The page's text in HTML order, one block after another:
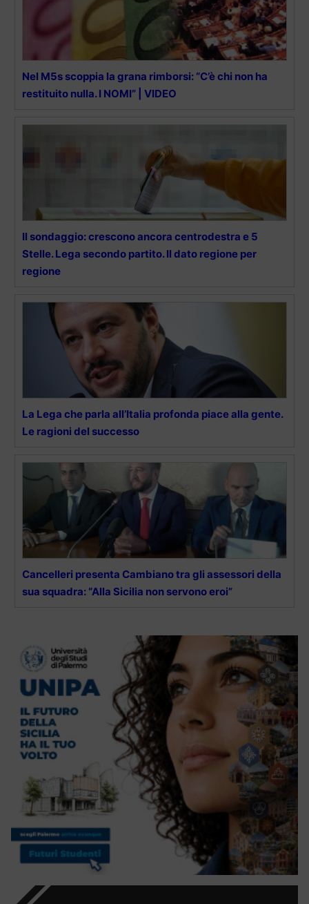
Nel M5s scoppia la grana rimborsi: “C’è chi non ha
restituito nulla. I NOMI” | VIDEO
Il sondaggio: crescono ancora centrodestra e 5
Stelle. Lega secondo partito. Il dato regione per
regione
La Lega che parla all’Italia profonda piace alla gente.
Le ragioni del successo
Cancelleri presenta Cambiano tra gli assessori della
sua squadra: “Alla Sicilia non servono eroi”